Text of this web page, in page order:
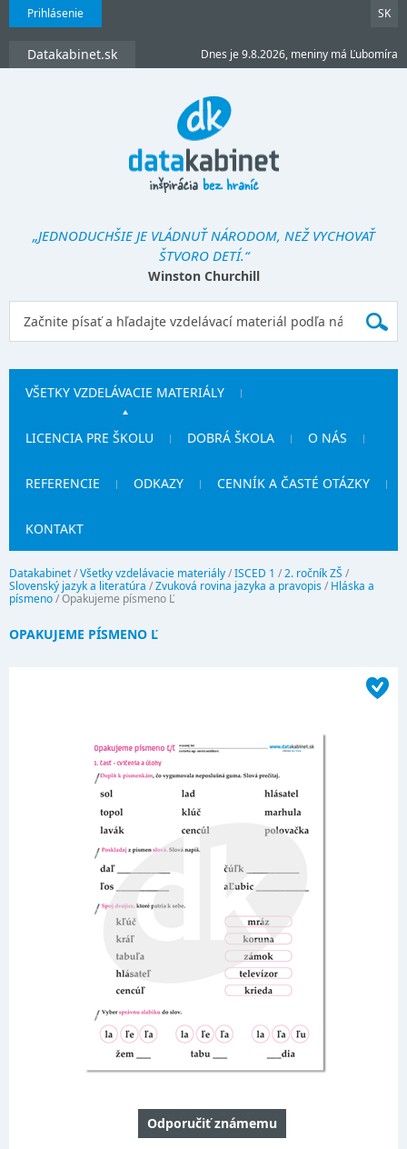
Prihlásenie SK
Datakabinet.sk Dnes je 9.8.2026, meniny má Ľubomíra
„JEDNODUCHŠIE JE VLÁDNUŤ NÁRODOM, NEŽ VYCHOVAŤ
ŠTVORO DETÍ.“
Winston Churchill
VŠETKY VZDELÁVACIE MATERIÁLY
LICENCIA PRE ŠKOLU DOBRÁ ŠKOLA O NÁS
REFERENCIE ODKAZY CENNÍK A ČASTÉ OTÁZKY
KONTAKT
Datakabinet/Všetky vzdelávacie materiály/ISCED 1 /2. ročník ZŠ /
Slovenský jazyk a literatúra /Zvuková rovina jazyka a pravopis/ Hláska a
písmeno/Opakujeme písmeno Ľ
OPAKUJEME PÍSMENO Ľ
Odporučiť známemu